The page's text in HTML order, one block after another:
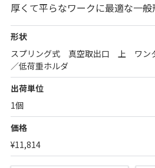
厚くて平らなワークに最適な一般
形状
スプリング式 真空取出口 上 ワン
／低荷重ホルダ
出荷単位
1個
価格
¥11,814